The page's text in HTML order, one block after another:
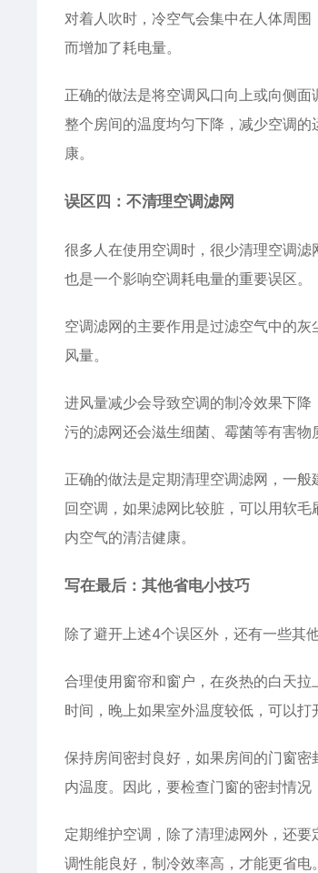
对着人吹时，冷空气会集中在人体周
而增加了耗电量。
正确的做法是将空调风口向上或向侧
整个房间的温度均匀下降，减少空调
康。
误区四：不清理空调滤网
很多人在使用空调时，很少清理空调
也是一个影响空调耗电量的重要误区。
空调滤网的主要作用是过滤空气中的
风量。
进风量减少会导致空调的制冷效果下
污的滤网还会滋生细菌、霉菌等有害物
正确的做法是定期清理空调滤网，一
回空调，如果滤网比较脏，可以用软
内空气的清洁健康。
写在最后：其他省电小技巧
除了避开上述4个误区外，还有一些其
合理使用窗帘和窗户，在炎热的白天
时间，晚上如果室外温度较低，可以
保持房间密封良好，如果房间的门窗
内温度。因此，要检查门窗的密封情况
定期维护空调，除了清理滤网外，还
调性能良好，制冷效率高，才能更省电。